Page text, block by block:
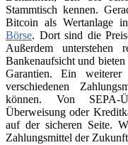
Stammtisch kennen.
Bitcoin als Wertanlage
Börse. Dort sind die
Außerdem unterstehen
Bankenaufsicht und
Garantien. Ein
verschiedenen
können. Von SEPA-
Überweisung oder
auf der sicheren Seite.
Zahlungsmittel der